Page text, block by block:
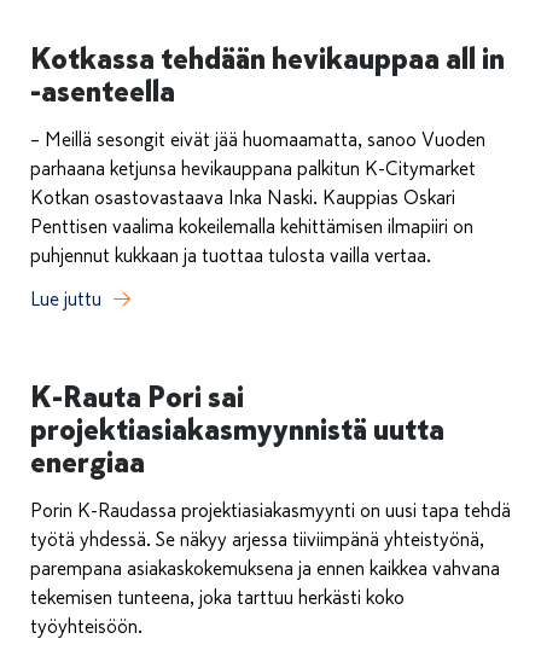
Kotkassa tehdään hevikauppaa all in
-asenteella
– Meillä sesongit eivät jää huomaamatta, sanoo Vuoden
parhaana ketjunsa hevikauppana palkitun K-Citymarket
Kotkan osastovastaava Inka Naski. Kauppias Oskari
Penttisen vaalima kokeilemalla kehittämisen ilmapiiri on
puhjennut kukkaan ja tuottaa tulosta vailla vertaa.
Lue juttu
K-Rauta Pori sai
projektiasiakasmyynnistä uutta
energiaa
Porin K-Raudassa projektiasiakasmyynti on uusi tapa tehdä
työtä yhdessä. Se näkyy arjessa tiiviimpänä yhteistyönä,
parempana asiakaskokemuksena ja ennen kaikkea vahvana
tekemisen tunteena, joka tarttuu herkästi koko
työyhteisöön.